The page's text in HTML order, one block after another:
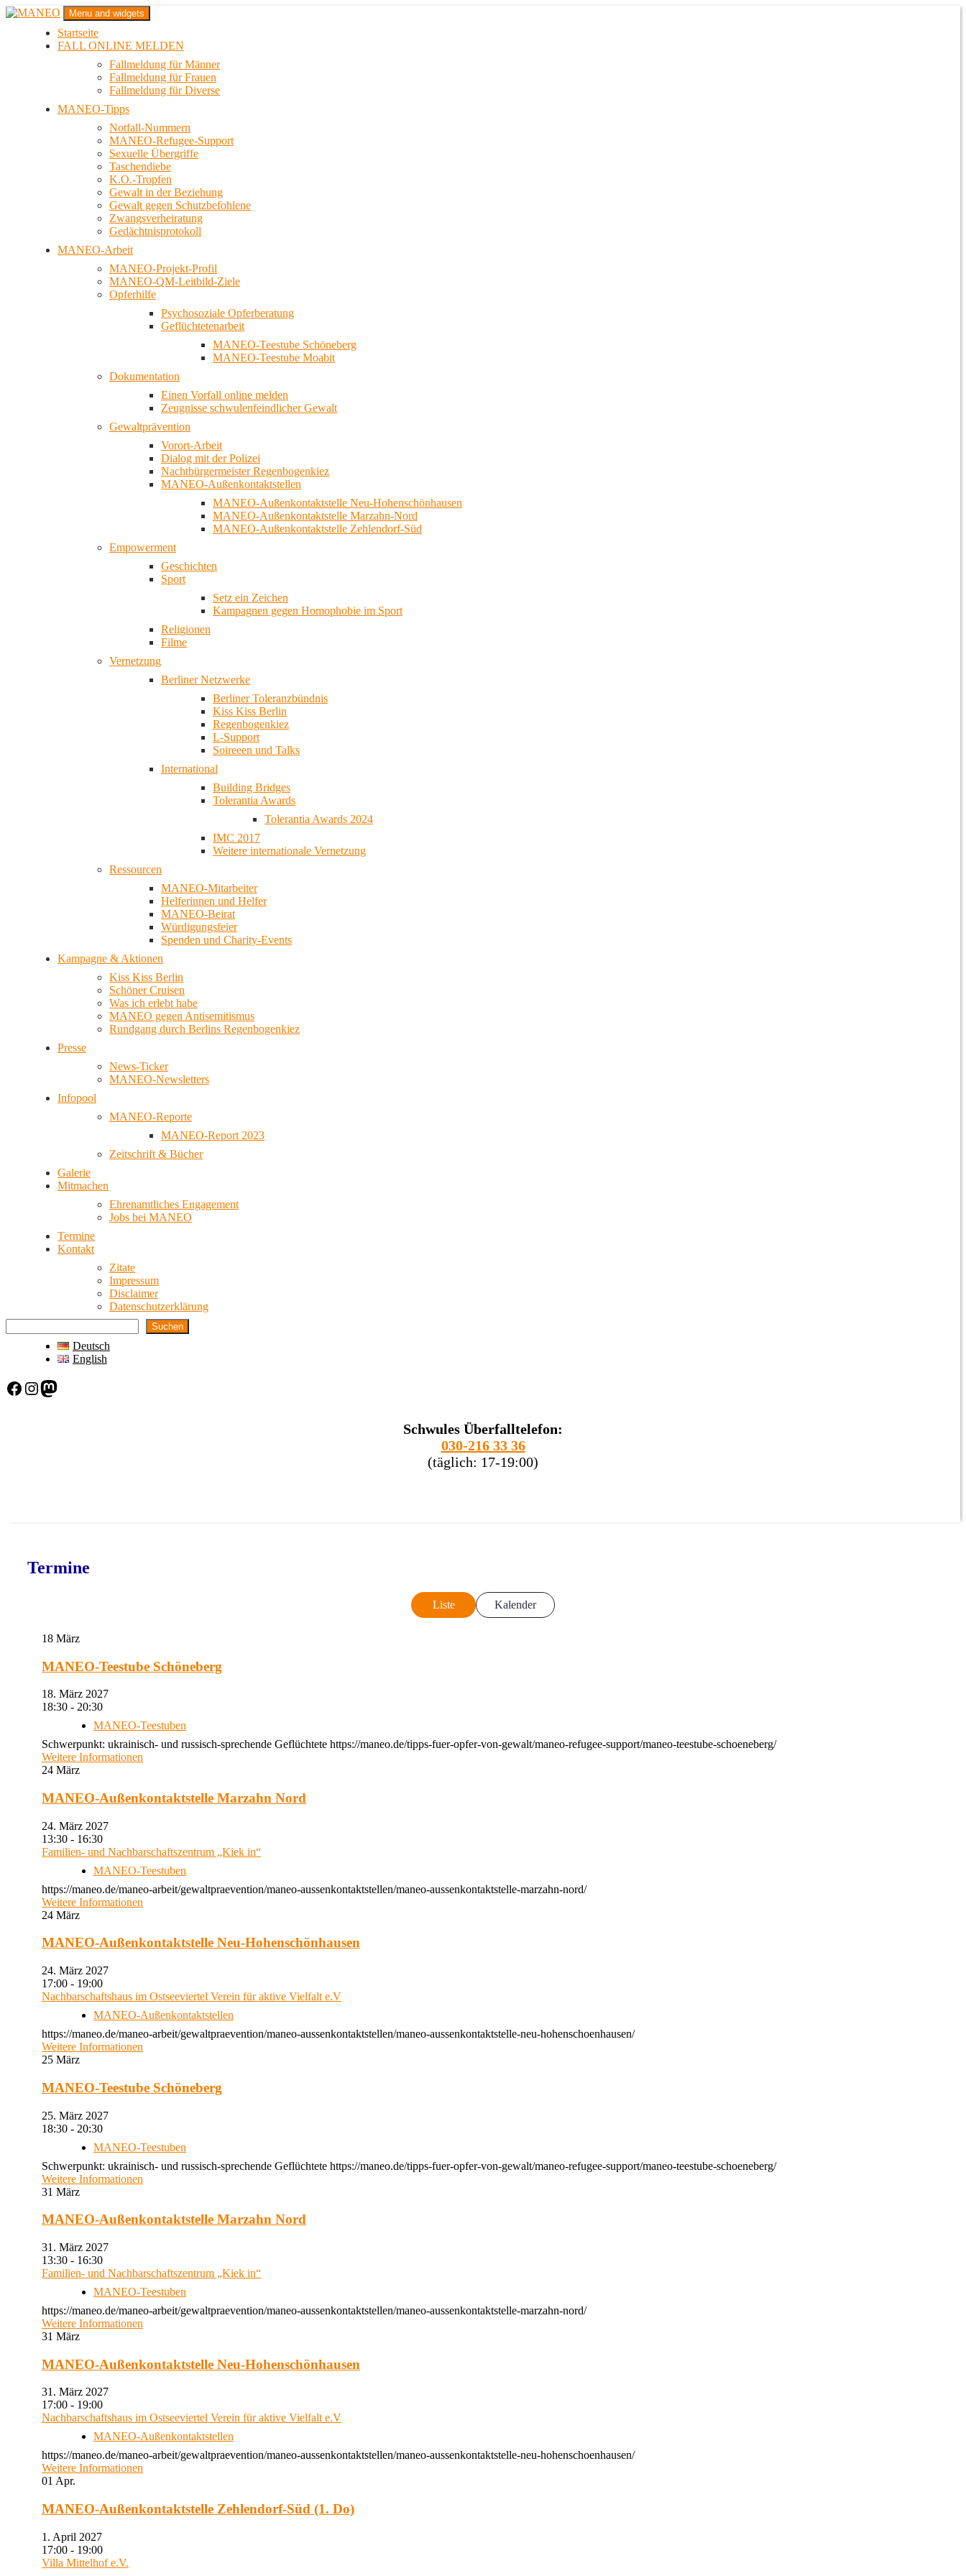
Zum
MANEO
Das schwule Anti-Gewalt-Projekt in Berlin
Menu and widgets
Startseite
FALL ONLINE MELDEN
Fallmeldung für Männer
Fallmeldung für Frauen
Fallmeldung für Diverse
MANEO-Tipps
Notfall-Nummern
MANEO-Refugee-Support
Sexuelle Übergriffe
Taschendiebe
K.O.-Tropfen
Gewalt in der Beziehung
Gewalt gegen Schutzbefohlene
Zwangsverheiratung
Gedächtnisprotokoll
MANEO-Arbeit
MANEO-Projekt-Profil
MANEO-QM-Leitbild-Ziele
Opferhilfe
Psychosoziale Opferberatung
Geflüchtetenarbeit
MANEO-Teestube Schöneberg
MANEO-Teestube Moabit
Dokumentation
Einen Vorfall online melden
Zeugnisse schwulenfeindlicher Gewalt
Gewaltprävention
Vorort-Arbeit
Dialog mit der Polizei
Nachtbürgermeister Regenbogenkiez
MANEO-Außenkontaktstellen
MANEO-Außenkontaktstelle Neu-Hohenschönhausen
MANEO-Außenkontaktstelle Marzahn-Nord
MANEO-Außenkontaktstelle Zehlendorf-Süd
Empowerment
Geschichten
Sport
Setz ein Zeichen
Kampagnen gegen Homophobie im Sport
Religionen
Filme
Vernetzung
Berliner Netzwerke
Berliner Toleranzbündnis
Kiss Kiss Berlin
Regenbogenkiez
L-Support
Soireeen und Talks
International
Building Bridges
Tolerantia Awards
Tolerantia Awards 2024
IMC 2017
Weitere internationale Vernetzung
Ressourcen
MANEO-Mitarbeiter
Helferinnen und Helfer
MANEO-Beirat
Würdigungsfeier
Spenden und Charity-Events
Kampagne & Aktionen
Kiss Kiss Berlin
Schöner Cruisen
Was ich erlebt habe
MANEO gegen Antisemitismus
Rundgang durch Berlins Regenbogenkiez
Presse
News-Ticker
MANEO-Newsletters
Infopool
MANEO-Reporte
MANEO-Report 2023
Zeitschrift & Bücher
Galerie
Mitmachen
Ehrenamtliches Engagement
Jobs bei MANEO
Termine
Kontakt
Zitate
Impressum
Disclaimer
Datenschutzerklärung
Suchen
Deutsch
English
Facebook Instagram Mastodon
Schwules Überfalltelefon:
030-216 33 36
(täglich: 17-19:00)
Termine
Liste Kalender
18 März
MANEO-Teestube Schöneberg
18. März 2027
18:30 - 20:30
MANEO-Teestuben
Schwerpunkt: ukrainisch- und russisch-sprechende Geflüchtete https://maneo.de/tipps-fuer-opfer-von-gewalt/maneo-refugee-support/maneo-teestube-schoeneberg/
Weitere Informationen
24 März
MANEO-Außenkontaktstelle Marzahn Nord
24. März 2027
13:30 - 16:30
Familien- und Nachbarschaftszentrum „Kiek in“
MANEO-Teestuben
https://maneo.de/maneo-arbeit/gewaltpraevention/maneo-aussenkontaktstellen/maneo-aussenkontaktstelle-marzahn-nord/
Weitere Informationen
24 März
MANEO-Außenkontaktstelle Neu-Hohenschönhausen
24. März 2027
17:00 - 19:00
Nachbarschaftshaus im Ostseeviertel Verein für aktive Vielfalt e.V
MANEO-Außenkontaktstellen
https://maneo.de/maneo-arbeit/gewaltpraevention/maneo-aussenkontaktstellen/maneo-aussenkontaktstelle-neu-hohenschoenhausen/
Weitere Informationen
25 März
MANEO-Teestube Schöneberg
25. März 2027
18:30 - 20:30
MANEO-Teestuben
Schwerpunkt: ukrainisch- und russisch-sprechende Geflüchtete https://maneo.de/tipps-fuer-opfer-von-gewalt/maneo-refugee-support/maneo-teestube-schoeneberg/
Weitere Informationen
31 März
MANEO-Außenkontaktstelle Marzahn Nord
31. März 2027
13:30 - 16:30
Familien- und Nachbarschaftszentrum „Kiek in“
MANEO-Teestuben
https://maneo.de/maneo-arbeit/gewaltpraevention/maneo-aussenkontaktstellen/maneo-aussenkontaktstelle-marzahn-nord/
Weitere Informationen
31 März
MANEO-Außenkontaktstelle Neu-Hohenschönhausen
31. März 2027
17:00 - 19:00
Nachbarschaftshaus im Ostseeviertel Verein für aktive Vielfalt e.V
MANEO-Außenkontaktstellen
https://maneo.de/maneo-arbeit/gewaltpraevention/maneo-aussenkontaktstellen/maneo-aussenkontaktstelle-neu-hohenschoenhausen/
Weitere Informationen
01 Apr.
MANEO-Außenkontaktstelle Zehlendorf-Süd (1. Do)
1. April 2027
17:00 - 19:00
Villa Mittelhof e.V.